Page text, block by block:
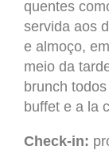
quentes
servida aos
e almoço,
meio da
brunch
buffet e a la
Check-in: